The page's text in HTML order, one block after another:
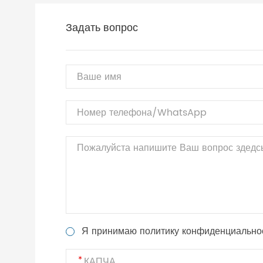
Задать вопрос
Я принимаю политику